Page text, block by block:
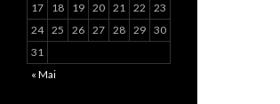
17
18 19 20 21 22
23
24 25 26 27 28 29 30
31
« Mai